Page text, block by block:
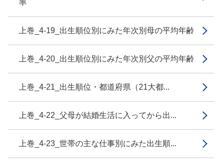
率
上巻_4-19_出生順位別にみた年次別母の平均年齢
上巻_4-20_出生順位別にみた年次別父の平均年齢
上巻_4-21_出生順位・都道府県（21大都...
上巻_4-22_父母が結婚生活に入ってから出...
上巻_4-23_世帯の主な仕事別にみた出生順...